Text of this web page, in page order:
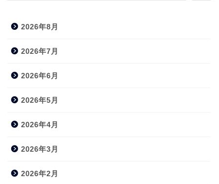
2026年8月
2026年7月
2026年6月
2026年5月
2026年4月
2026年3月
2026年2月